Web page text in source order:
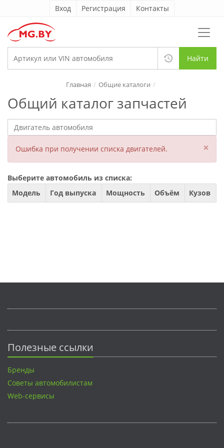
Вход Регистрация Контакты
Найти
Общий каталог запчастей
Главная Общие каталоги
Ошибка при получении списка двигателей. ×
Выберите автомобиль из списка:
Модель
Год выпуска Мощность Объём Кузов
Полезные ссылки
Бренды
Советы автомобилистам
Web-сервисы